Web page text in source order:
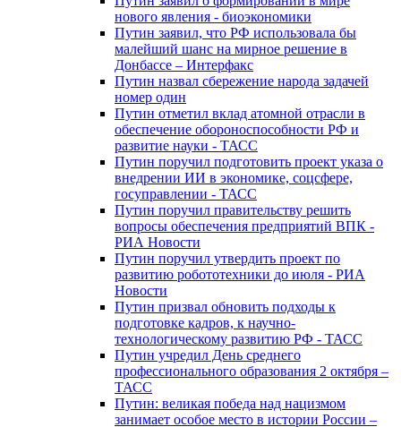
нового явления - биоэкономики
Путин заявил, что РФ использовала бы
малейший шанс на мирное решение в
Донбассе – Интерфакс
Путин назвал сбережение народа задачей
номер один
Путин отметил вклад атомной отрасли в
обеспечение обороноспособности РФ и
развитие науки - ТАСС
Путин поручил подготовить проект указа о
внедрении ИИ в экономике, соцсфере,
госуправлении - ТАСС
Путин поручил правительству решить
вопросы обеспечения предприятий ВПК -
РИА Новости
Путин поручил утвердить проект по
развитию робототехники до июля - РИА
Новости
Путин призвал обновить подходы к
подготовке кадров, к научно-
технологическому развитию РФ - ТАСС
Путин учредил День среднего
профессионального образования 2 октября –
ТАСС
Путин: великая победа над нацизмом
занимает особое место в истории России –